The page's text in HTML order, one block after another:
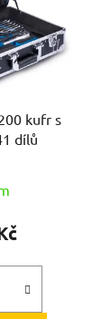
kufr s
dílů